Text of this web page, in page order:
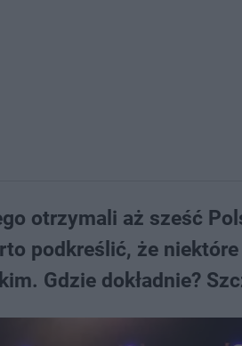
otrzymali aż sześć
podkreślić, że niektóre
Gdzie dokładnie?